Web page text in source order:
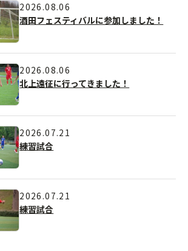
2026.08.06
酒田フェスティバルに参加しました！
2026.08.06
北上遠征に行ってきました！
2026.07.21
練習試合
2026.07.21
練習試合